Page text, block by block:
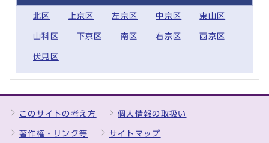
北区 上京区 左京区 中京区 東山区
山科区 下京区 南区 右京区 西京区
伏見区
このサイトの考え方 個人情報の取扱い
著作権・リンク等 サイトマップ